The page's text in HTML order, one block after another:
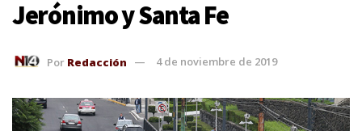
Jerónimo y Santa Fe
Por Redacción 4 de noviembre de 2019